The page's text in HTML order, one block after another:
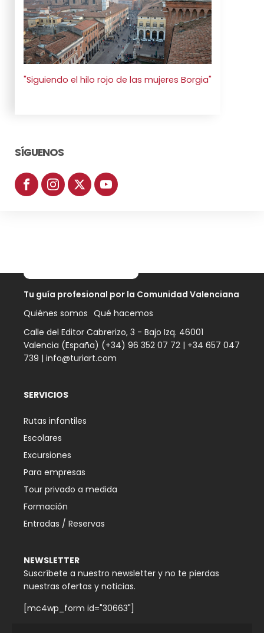
"Siguiendo el hilo rojo de las mujeres Borgia"
SÍGUENOS
Tu guía profesional por la Comunidad Valenciana
Quiénes somos Qué hacemos
Calle del Editor Cabrerizo, 3 - Bajo Izq. 46001
Valencia (España) (+34) 96 352 07 72 | +34 657 047
739 | info@turiart.com
SERVICIOS
Rutas infantiles
Escolares
Excursiones
Para empresas
Tour privado a medida
Formación
Entradas / Reservas
NEWSLETTER
Suscríbete a nuestro newsletter y no te pierdas
nuestras ofertas y noticias.
[mc4wp_form id="30663"]